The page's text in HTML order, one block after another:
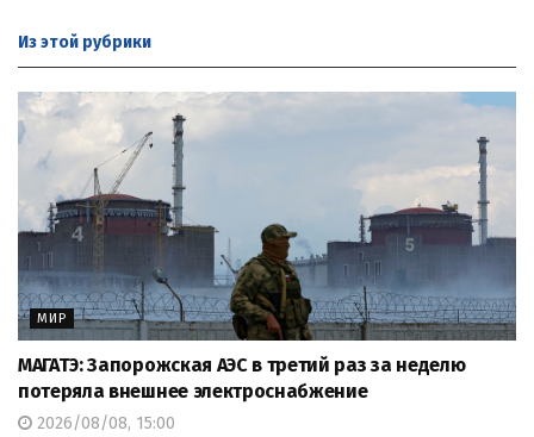
Из этой рубрики
МИР
МАГАТЭ: Запорожская АЭС в третий раз за неделю
потеряла внешнее электроснабжение
2026/08/08, 15:00